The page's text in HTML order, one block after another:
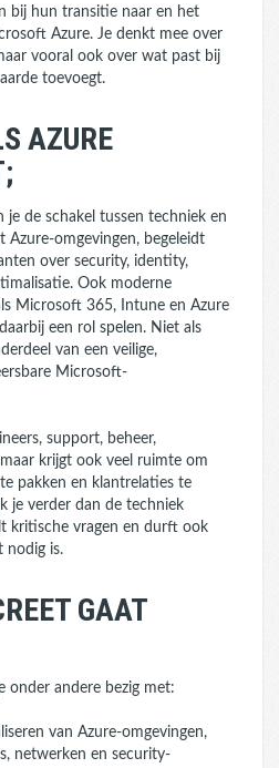
bij hun transitie naar en het
Azure. Je denkt mee over
vooral ook over wat past bij
toevoegt.
AZURE
je de schakel tussen techniek en
Azure-omgevingen, begeleidt
over security, identity,
Ook moderne
Microsoft 365, Intune en Azure
een rol spelen. Niet als
van een veilige,
Microsoft-
support, beheer,
krijgt ook veel ruimte om
pakken en klantrelaties te
je verder dan de techniek
kritische vragen en durft ook
nodig is.
GAAT
onder andere bezig met:
van Azure-omgevingen,
netwerken en security-